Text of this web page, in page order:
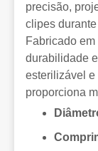
precisão,
clipes
Fabricado em
durabilidade
esterilizável
proporciona